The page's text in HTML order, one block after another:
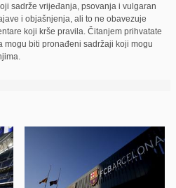
sadrže vrijeđanja, psovanja i vulgaran
i objašnjenja, ali to ne obavezuje
koji krše pravila. Čitanjem prihvatate
mogu biti pronađeni sadržaji koji mogu